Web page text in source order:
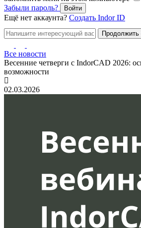
Забыли пароль?
Войти
Ещё нет аккаунта? Создать Indor ID
Все новости
Весенние четверги с IndorCAD 2026:
возможности
02.03.2026